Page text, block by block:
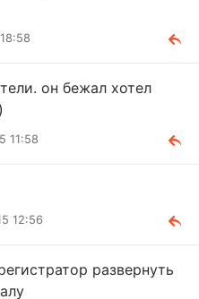
он бежал хотел
11:58
12:56
развернуть